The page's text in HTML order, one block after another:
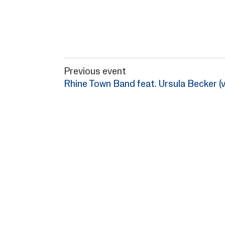
Previous event
Rhine Town Band feat. Ursula Becker